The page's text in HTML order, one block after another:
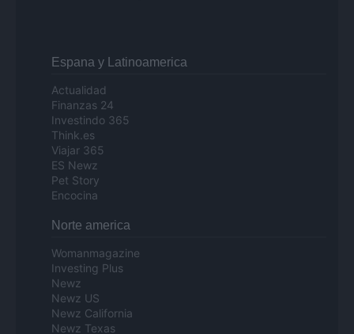
Espana y Latinoamerica
Actualidad
Finanzas 24
Investindo 365
Think.es
Viajar 365
ES Newz
Pet Story
Encocina
Norte america
Womanmagazine
Investing Plus
Newz
Newz US
Newz California
Newz Texas